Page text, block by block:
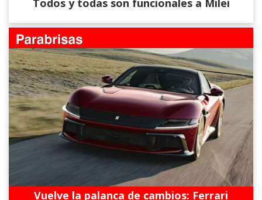
Todos y todas son funcionales a Milei
Vuelve la palanca de cambios: Ferrari